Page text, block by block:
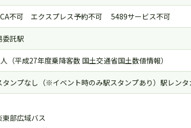
不可 エクスプレス予約不可 5489サービス不可
委託駅
（平成27年度乗降客数 国土交通省国土数値情報）
タンプなし（※イベント時のみ駅スタンプあり）駅レン
東部広域バス